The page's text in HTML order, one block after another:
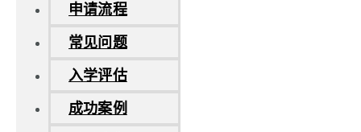
申请流程
常见问题
入学评估
成功案例